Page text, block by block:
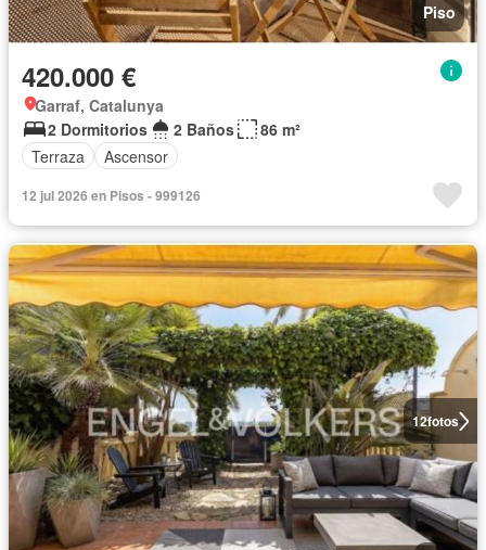
Piso
420.000 €
Garraf, Catalunya
2 Dormitorios
2 Baños
86 m²
Terraza
Ascensor
12 jul 2026 en Pisos - 999126
12fotos